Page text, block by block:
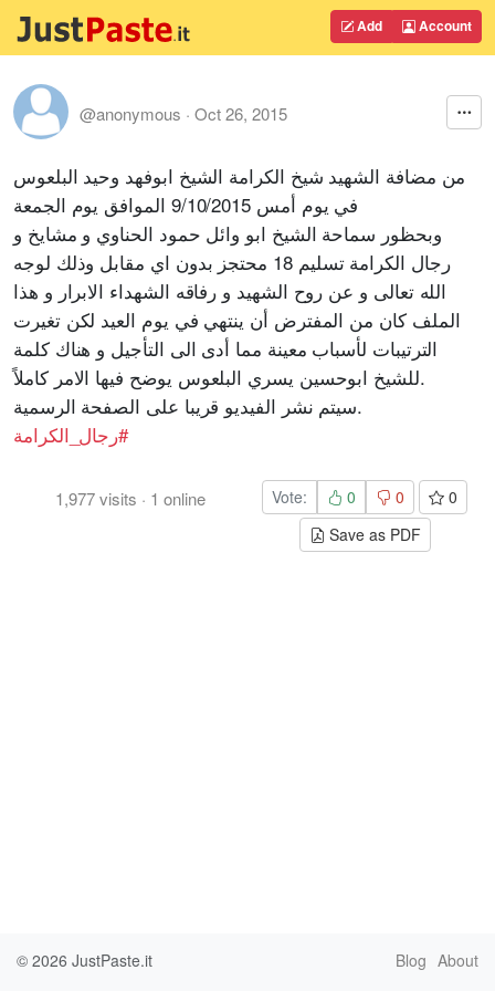
Add Account
@anonymous · Oct 26, 2015
من مضافة الشهيد شيخ الكرامة الشيخ ابوفهد وحيد البلعوس
في يوم أمس 9/10/2015 الموافق يوم الجمعة
وبحظور سماحة الشيخ ابو وائل حمود الحناوي و مشايخ و
رجال الكرامة تسليم 18 محتجز بدون اي مقابل وذلك لوجه
الله تعالى و عن روح الشهيد و رفاقه الشهداء الابرار و هذا
الملف كان من المفترض أن ينتهي في يوم العيد لكن تغيرت
الترتيبات لأسباب معينة مما أدى الى التأجيل و هناك كلمة
للشيخ ابوحسين يسري البلعوس يوضح فيها الامر كاملاً.
سيتم نشر الفيديو قريبا على الصفحة الرسمية.
‫#‏رجال_الكرامة‬
1,977visits · 1 online Vote: 0 0
0
Save as PDF
© 2026 JustPaste.it Blog About